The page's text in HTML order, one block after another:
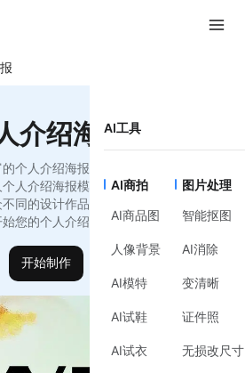
AI工具
AI商拍
AI商品图
人像背景
AI模特
AI试鞋
AI试衣
图片处理
智能抠图
AI消除
变清晰
证件照
无损改尺寸
介绍海报
个人介绍海报模板，支持在线编辑和免
人介绍海报模版还是品牌宣传，我们的
同的设计作品，简洁高效，满足您的设
您的个人介绍海报创作之旅！
开始制作